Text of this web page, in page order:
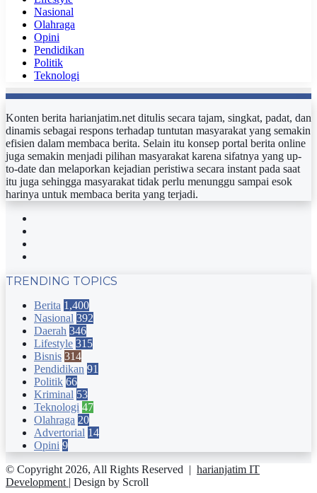
Nasional
Olahraga
Opini
Pendidikan
Politik
Teknologi
Konten berita harianjatim.net ditulis secara tajam, singkat, padat, dan
dinamis sebagai respons terhadap tuntutan masyarakat yang semakin
efisien dalam membaca berita. Selain itu konsep portal berita online
juga semakin menjadi pilihan masyarakat karena sifatnya yang up-
to-date dan melaporkan kejadian peristiwa secara instant pada saat
itu juga sehingga masyarakat tidak perlu menunggu sampai esok
harinya untuk membaca berita yang terjadi.
TRENDING TOPICS
Berita 1,400
Nasional 392
Daerah 346
Lifestyle 315
Bisnis 314
Pendidikan 91
Politik 66
Kriminal 53
Teknologi 47
Olahraga 20
Advertorial 14
Opini 9
© Copyright 2026, All Rights Reserved | harianjatim IT
Development | Design by Scroll